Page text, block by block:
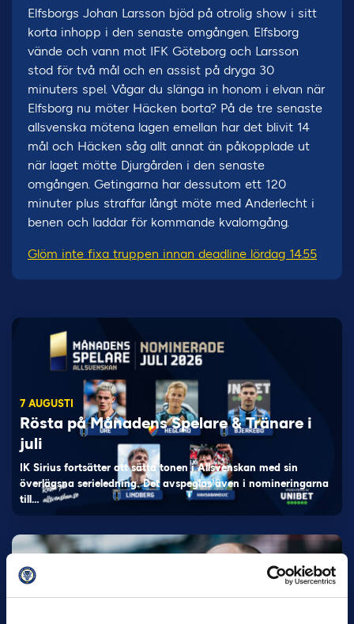
Elfsborgs Johan Larsson bjöd på otrolig show i sitt
korta inhopp i den senaste omgången. Elfsborg
vände och vann mot IFK Göteborg och Larsson
stod för två mål och en assist på dryga 30
minuters spel. Vågar du slänga in honom i elvan när
Elfsborg nu möter Häcken borta? På de tre senaste
allsvenska mötena lagen emellan har det blivit 14
mål och Häcken såg allt annat än påkopplade ut
när laget mötte Djurgården i den senaste
omgången. Getingarna har dessutom ett 120
minuter plus straffar långt möte med Anderlecht i
benen och laddar för kommande kvalomgång.
Glöm inte fixa truppen innan deadline lördag 14.55
7 AUGUSTI
Rösta på Månadens Spelare & Tränare i
juli
IK Sirius fortsätter att sätta tonen i Allsvenskan med sin
överlägsna serieledning. Det avspeglas även i nomineringarna
till…